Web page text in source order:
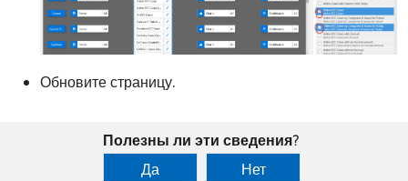
Обновите страницу.
Полезны ли эти сведения?
Да
Нет